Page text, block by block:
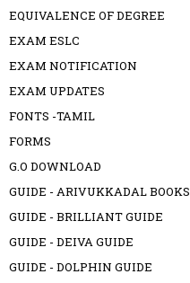
EQUIVALENCE OF DEGREE
EXAM ESLC
EXAM NOTIFICATION
EXAM UPDATES
FONTS -TAMIL
FORMS
G.O DOWNLOAD
GUIDE - ARIVUKKADAL BOOKS
GUIDE - BRILLIANT GUIDE
GUIDE - DEIVA GUIDE
GUIDE - DOLPHIN GUIDE